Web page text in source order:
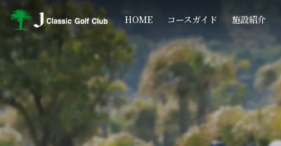
ツ
ス
キ
ッ
プ
シ
ン
に
移
動
HOME コースガイド 施設紹介